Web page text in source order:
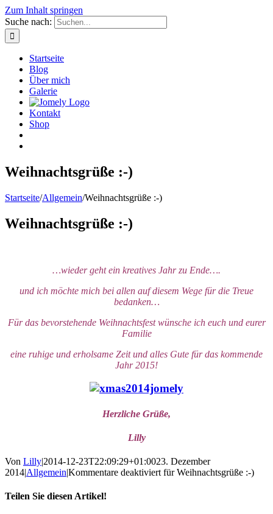
Zum Inhalt springen
Suche nach:
Startseite
Blog
Über mich
Galerie
Kontakt
Shop
Weihnachtsgrüße :-)
Startseite/Allgemein/Weihnachtsgrüße :-)
Weihnachtsgrüße :-)
…wieder geht ein kreatives Jahr zu Ende….
und ich möchte mich bei allen auf diesem Wege für die Treue
bedanken…
Für das bevorstehende Weihnachtsfest wünsche ich euch und eurer
Familie
eine ruhige und erholsame Zeit und alles Gute für das kommende
Jahr 2015!
Herzliche Grüße,
Lilly
Von Lilly|2014-12-23T22:09:29+01:0023. Dezember
2014|Allgemein|Kommentare deaktiviert für Weihnachtsgrüße :-)
Teilen Sie diesen Artikel!